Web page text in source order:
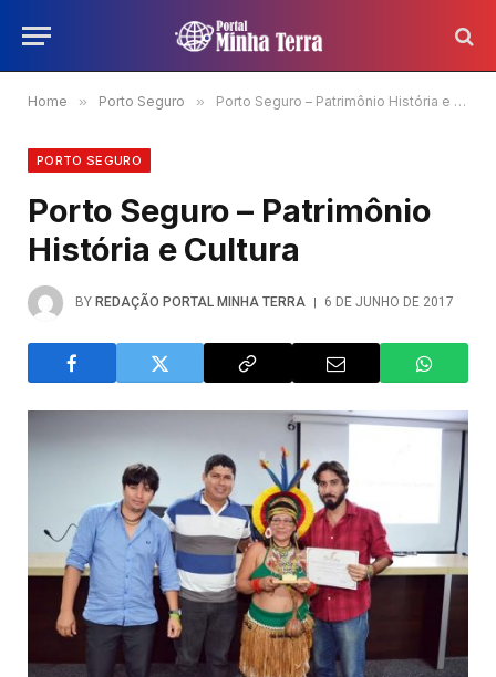
Home » Porto Seguro » Porto Seguro – Patrimônio História e Cultura
PORTO SEGURO
Porto Seguro – Patrimônio
História e Cultura
BY REDAÇÃO PORTAL MINHA TERRA 6 DE JUNHO DE 2017